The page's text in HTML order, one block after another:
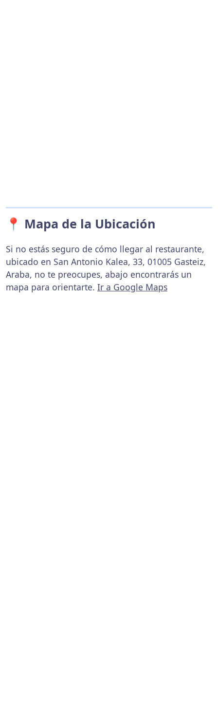
📍 Mapa de la Ubicación
Si no estás seguro de cómo llegar al restaurante,
ubicado en San Antonio Kalea, 33, 01005 Gasteiz,
Araba, no te preocupes, abajo encontrarás un
mapa para orientarte. Ir a Google Maps